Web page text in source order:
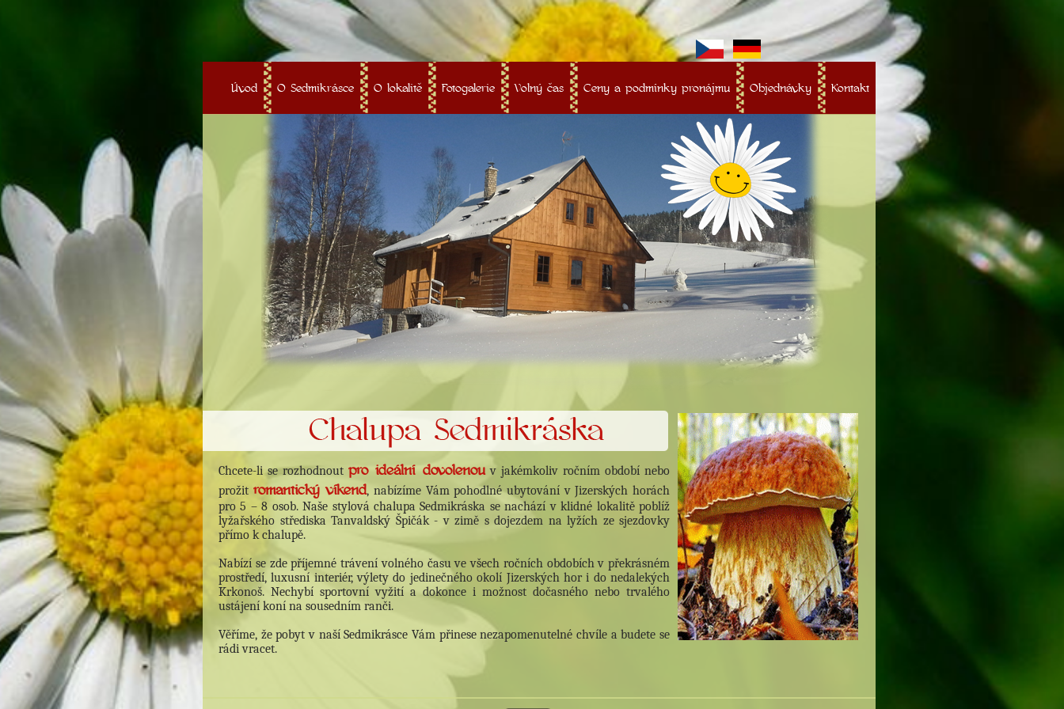
Kontakt
Objednávky
Ceny a podmínky pronájmu
Volný čas
Fotogalerie
O lokalitě
O Sedmikrásce
Úvod
Chcete-li se rozhodnoutpro ideální dovolenouv jakémkoliv ročním období nebo
prožit romantický víkend, nabízíme Vám pohodlné ubytování v Jizerských horách
pro 5 – 8 osob. Naše stylová chalupa Sedmikráska se nachází v klidné lokalitě poblíž
lyžařského střediska Tanvaldský Špičák - v zimě s dojezdem na lyžích ze sjezdovky
přímo k chalupě.
Nabízí se zde příjemné trávení volného času ve všech ročních obdobích v překrásném
prostředí, luxusní interiér, výlety do jedinečného okolí Jizerských hor i do nedalekých
Krkonoš. Nechybí sportovní vyžití a dokonce i možnost dočasného nebo trvalého
ustájení koní na sousedním ranči.
Věříme, že pobyt v naší Sedmikrásce Vám přinese nezapomenutelné chvíle a budete se
rádi vracet.